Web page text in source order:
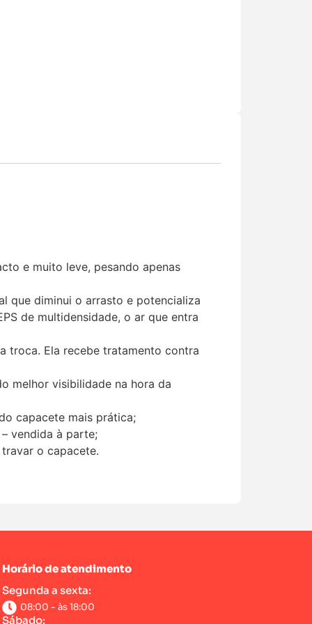
e muito leve, pesando apenas
que diminui o arrasto e potencializa
de multidensidade, o ar que entra
troca. Ela recebe tratamento contra
melhor visibilidade na hora da
capacete mais prática;
vendida à parte;
o capacete.
Horário de atendimento
Segunda a sexta:
08:00 - às 18:00
Sábado: